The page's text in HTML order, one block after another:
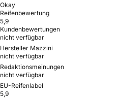
Okay
Reifenbewertung
5,9
Kundenbewertungen
nicht verfügbar
Hersteller Mazzini
nicht verfügbar
Redaktionsmeinungen
nicht verfügbar
EU-Reifenlabel
5,9